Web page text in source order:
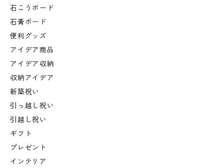
石こうボード
石膏ボード
便利グッズ
アイデア商品
アイデア収納
収納アイデア
新築祝い
引っ越し祝い
引越し祝い
ギフト
プレゼント
インテリア